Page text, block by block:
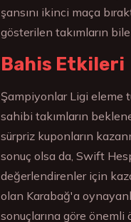
şansını ikinci maça
gösterilen takımların bile
Bahis Etkileri
Şampiyonlar Ligi eleme
sahibi takımların
sürpriz kuponların
sonuç olsa da, Swift
değerlendirenler için
olan Karabağ'a
sonuçlarına göre önemli